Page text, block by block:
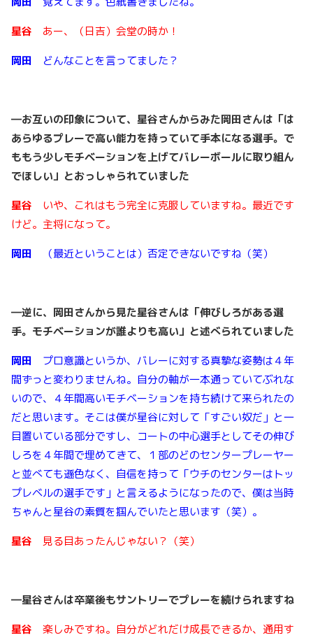
星谷 あー、（日吉）会堂の時か！
岡田 どんなことを言ってました？
―お互いの印象について、星谷さんからみた岡田さんは「は
あらゆるプレーで高い能力を持っていて手本になる選手。で
ももう少しモチベーションを上げてバレーボールに取り組ん
でほしい」とおっしゃられていました
星谷 いや、これはもう完全に克服していますね。最近です
けど。主将になって。
岡田 （最近ということは）否定できないですね（笑）
―逆に、岡田さんから見た星谷さんは「伸びしろがある選
手。モチベーションが誰よりも高い」と述べられていました
岡田 プロ意識というか、バレーに対する真摯な姿勢は４年
間ずっと変わりませんね。自分の軸が一本通っていてぶれな
いので、４年間高いモチベーションを持ち続けて来られたの
だと思います。そこは僕が星谷に対して「すごい奴だ」と一
目置いている部分ですし、コートの中心選手としてその伸び
しろを４年間で埋めてきて、１部のどのセンタープレーヤー
と並べても遜色なく、自信を持って「ウチのセンターはトッ
プレベルの選手です」と言えるようになったので、僕は当時
ちゃんと星谷の素質を掴んでいたと思います（笑）。
星谷 見る目あったんじゃない？（笑）
―星谷さんは卒業後もサントリーでプレーを続けられますね
星谷 楽しみですね。自分がどれだけ成長できるか、通用す